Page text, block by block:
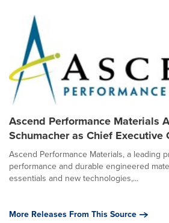
Ascend Performance Materials
Schumacher as Chief Executive
Ascend Performance Materials, a leading
performance and durable engineered
essentials and new technologies,...
More Releases From This Source